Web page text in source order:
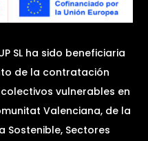
SL ha sido beneficiaria
de la contratación
vulnerables en
Valenciana, de la
Sostenible, Sectores